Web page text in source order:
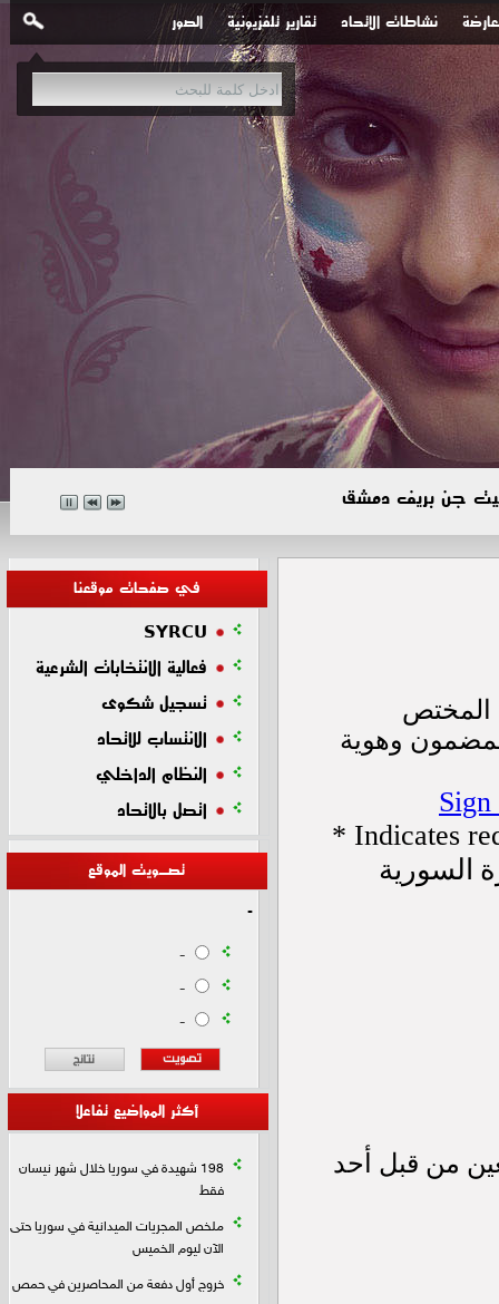
نشاطات الاتحاد تقارير تلفزيونية الصور
بيت جن بريف دمشق
في صفحات موقعنا
SYRCU
فعالية الانتخابات الشرعية
تسجيل شكوى
الانتساب للاتحاد
النظام الداخلي
اتصل بالاتحاد
تصـويت الموقع
-
-
-
-
أكثر المواضيع تفاعلا
198 شهيدة في سوريا خلال شهر نيسان
فقط
ملخص المجريات الميدانية في سوريا حتى
الآن ليوم الخميس
خروج أول دفعة من المحاصرين في حمص